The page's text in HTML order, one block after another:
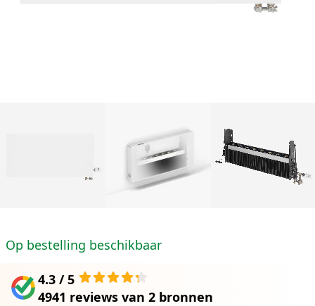
Op bestelling beschikbaar
4.3 / 5
4941 reviews van 2 bronnen